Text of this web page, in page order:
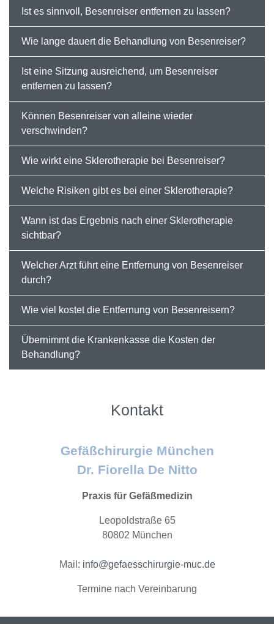
Ist es sinnvoll, Besenreiser entfernen zu lassen?
Wie lange dauert die Behandlung von Besenreiser?
Ist eine Sitzung ausreichend, um Besenreiser
entfernen zu lassen?
Können Besenreiser von alleine wieder
verschwinden?
Wie wirkt eine Sklerotherapie bei Besenreiser?
Welche Risiken gibt es bei einer Sklerotherapie?
Wann ist das Ergebnis nach einer Sklerotherapie
sichtbar?
Welcher Arzt führt eine Entfernung von Besenreiser
durch?
Wie viel kostet die Entfernung von Besenreisern?
Übernimmt die Krankenkasse die Kosten der
Behandlung?
Kontakt
Gefäßchirurgie München
Dr. Fiorella De Nitto
Praxis für Gefäßmedizin
Leopoldstraße 65
80802 München
Mail: info@gefaesschirurgie-muc.de
Termine nach Vereinbarung